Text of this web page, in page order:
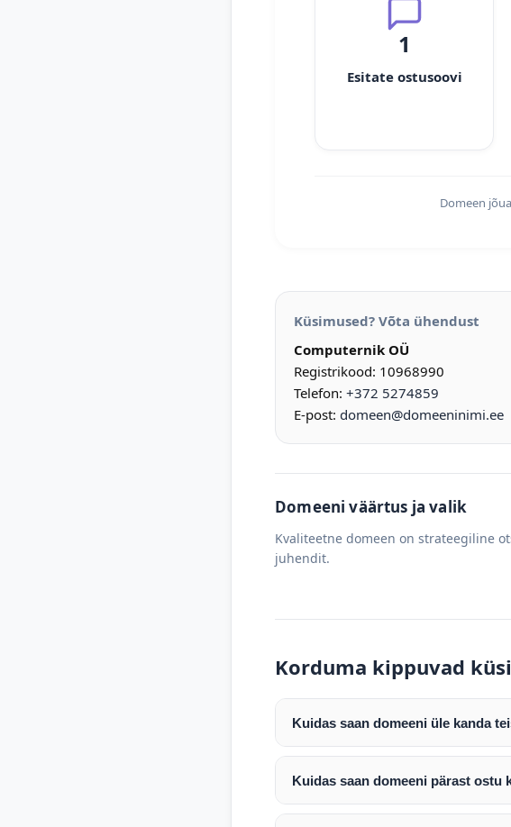
1
Esitate ostusoovi
Domeen
Küsimused? Võta ühendust
Computernik OÜ
Registrikood: 10968990
Telefon: +372 5274859
E-post: domeen@domeeninimi.ee
Domeeni väärtus ja valik
Kvaliteetne domeen on strateegiline
juhendit.
Korduma kippuvad
Kuidas saan domeeni üle kanda
Pärast makse laekumist edastame
enda valitud registripidaja juurde.
Domeeni ülekandmine toimub
Kuidas saan domeeni pärast ostu
Pärast ostu vormistamist